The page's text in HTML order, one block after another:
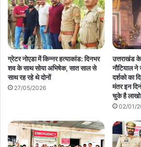
ग्रेटर नोएडा में किन्नर हत्याकांड: दिनभर
शव के साथ सोया अभिषेक, सात साल से
साथ रह रहे थे दोनों
27/05/2026
उत्तराखंड
नौटियाल ने
दर्शको का
मंतर इन
चुके है लाखो
02/01/